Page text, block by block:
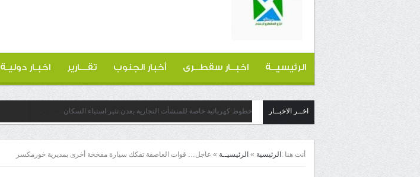
الرئيسيــة اخبــار سقطــرى أخبار الجنوب تقـــارير اخبـار دوليـة
اخــر الاخبــار خطوط كهربائية خاصة للمنشأت التجارية بعدن تثير استياء السكان
أنت هنا : الرئيسية » الرئيسيــة » عاجل… قوات العاصفة تفكك سيارة مفخخة أخرى بمديرية خورمكسر